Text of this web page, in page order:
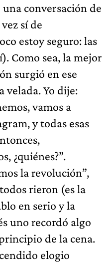
conversación de
sí de
estoy seguro: las
Como sea, la mejor
surgió en ese
velada. Yo dije:
vamos a
y todas esas
¿quiénes?”.
la revolución”,
rieron (es la
en serio y la
uno recordó algo
de la cena.
elogio